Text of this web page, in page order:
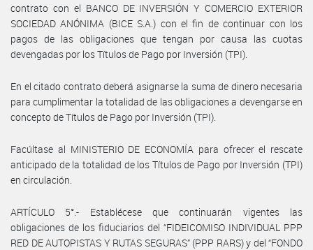
contrato con el BANCO DE INVERSIÓN Y COMERCIO EXTERIOR
SOCIEDAD ANÓNIMA (BICE S.A.) con el fin de continuar con los
pagos de las obligaciones que tengan por causa las cuotas
devengadas por los Títulos de Pago por Inversión (TPI).
En el citado contrato deberá asignarse la suma de dinero necesaria
para cumplimentar la totalidad de las obligaciones a devengarse en
concepto de Títulos de Pago por Inversión (TPI).
Facúltase al MINISTERIO DE ECONOMÍA para ofrecer el rescate
anticipado de la totalidad de los Títulos de Pago por Inversión (TPI)
en circulación.
ARTÍCULO 5°.- Establécese que continuarán vigentes las
obligaciones de los fiduciarios del “FIDEICOMISO INDIVIDUAL PPP
RED DE AUTOPISTAS Y RUTAS SEGURAS” (PPP RARS) y del “FONDO